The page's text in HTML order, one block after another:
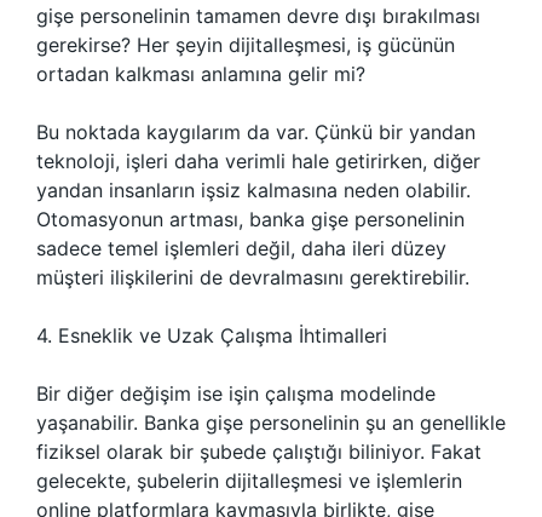
gişe personelinin tamamen devre dışı bırakılması
gerekirse? Her şeyin dijitalleşmesi, iş gücünün
ortadan kalkması anlamına gelir mi?
Bu noktada kaygılarım da var. Çünkü bir yandan
teknoloji, işleri daha verimli hale getirirken, diğer
yandan insanların işsiz kalmasına neden olabilir.
Otomasyonun artması, banka gişe personelinin
sadece temel işlemleri değil, daha ileri düzey
müşteri ilişkilerini de devralmasını gerektirebilir.
4. Esneklik ve Uzak Çalışma İhtimalleri
Bir diğer değişim ise işin çalışma modelinde
yaşanabilir. Banka gişe personelinin şu an genellikle
fiziksel olarak bir şubede çalıştığı biliniyor. Fakat
gelecekte, şubelerin dijitalleşmesi ve işlemlerin
online platformlara kaymasıyla birlikte, gişe